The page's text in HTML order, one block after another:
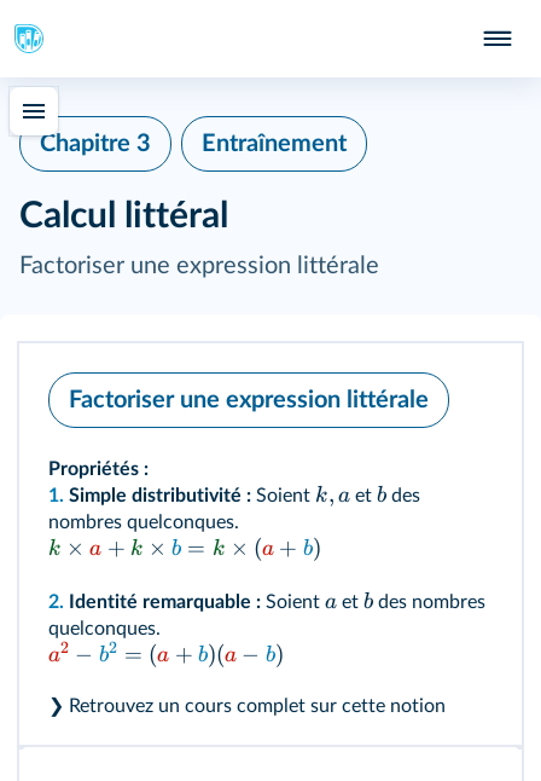
Chapitre 3 Entraînement
Calcul littéral
Factoriser une expression littérale
Factoriser une expression littérale
Propriétés :
1. Simple distributivité : Soient k, aet bdes
nombres quelconques.
k × a + k × b = k × (a + b)
2. Identité remarquable : Soient a et b des nombres
quelconques.
a2 − b2 = (a + b)(a − b)
❯ Retrouvez un cours complet sur cette notion